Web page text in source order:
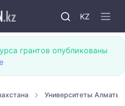
KZ
грантов опубликованы
Университеты Алматы